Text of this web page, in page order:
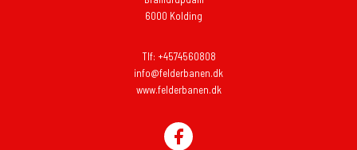
6000 Kolding
Tlf: +4574560808
info@felderbanen.dk
www.felderbanen.dk